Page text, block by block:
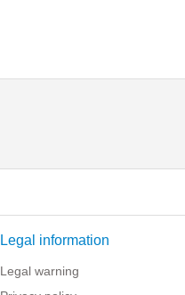
Legal information
Legal warning